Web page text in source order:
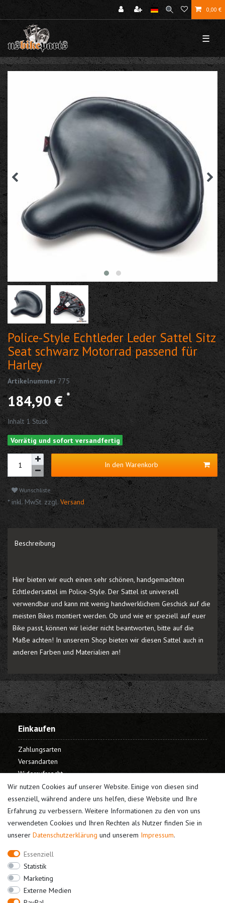
0,00 €
☰
Police-Style Echtleder Leder Sattel Sitz
Seat schwarz Motorrad passend für
Harley
Artikelnummer775
184,90 €*
Inhalt 1 Stück
Vorrätig und sofort versandfertig
In den Warenkorb
Wunschliste
* inkl. MwSt. zzgl. Versand
Beschreibung
Hier bieten wir euch einen sehr schönen, handgemachten
Echtledersattel im Police-Style. Der Sattel ist universell
verwendbar und kann mit wenig handwerklichem Geschick auf die
meisten Bikes montiert werden. Ob und wie er speziell auf euer
Bike passt, können wir leider nicht beantworten, bitte auf die
Maße achten! In unserem Shop bieten wir diesen Sattel auch in
anderen Farben und Materialien an!
Wir nutzen Cookies auf unserer Website. Einige von diesen sind
essenziell, während andere uns helfen, diese Website und Ihre
Erfahrung zu verbessern. Weitere Informationen zu den von uns
verwendeten Cookies und Ihren Rechten als Nutzer finden Sie in
unserer Daten­schutz­erklärung und unserem Impressum.
Essenziell
Statistik
Marketing
Externe Medien
Einkaufen
Zahlungsarten
Versandarten
Widerrufsrecht
Warenkorb
Kasse
Mein Konto
Registrieren
Login
Unternehmen
Kontakt
Datenschutz